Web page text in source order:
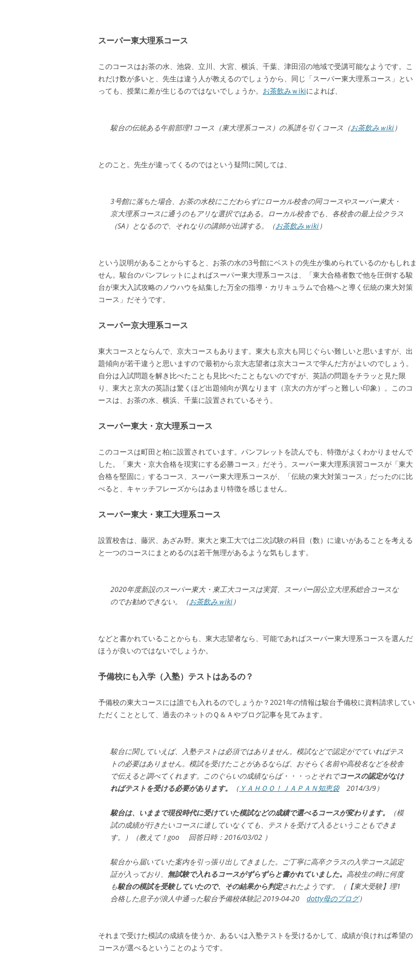
スーパー東大理系コース
このコースはお茶の水、池袋、立川、大宮、横浜、千葉、津田沼の地域で受講可能なようです。こ
れだけ数が多いと、先生は違う人が教えるのでしょうから、同じ「スーパー東大理系コース」とい
っても、授業に差が生じるのではないでしょうか。 お茶飲みｗikiによれば、
駿台の伝統ある午前部理1コース（東大理系コース）の系譜を引くコース（お茶飲みｗiki）
とのこと。先生が違ってくるのではという疑問に関しては、
3号館に落ちた場合、お茶の水校にこだわらずにローカル校舎の同コースやスーパー東大・
京大理系コースに通うのもアリな選択ではある。ローカル校舎でも、各校舎の最上位クラス
（SA）となるので、それなりの講師が出講する。（お茶飲みｗiki）
という説明があることからすると、お茶の水の3号館にベストの先生が集められているのかもしれま
せん。駿台のパンフレットによればスーパー東大理系コースは、「東大合格者数で他を圧倒する駿
台が東大入試攻略のノウハウを結集した万全の指導・カリキュラムで合格へと導く伝統の東大対策
コース」だそうです。
スーパー京大理系コース
東大コースとならんで、京大コースもあります。東大も京大も同じぐらい難しいと思いますが、出
題傾向が若干違うと思いますので最初から京大志望者は京大コースで学んだ方がよいのでしょう。
自分は入試問題を解き比べたことも見比べたこともないのですが、英語の問題をチラッと見た限
り、東大と京大の英語は驚くほど出題傾向が異なります（京大の方がずっと難しい印象）。このコ
ースは、お茶の水、横浜、千葉に設置されているそう。
スーパー東大・京大理系コース
このコースは町田と柏に設置されています。パンフレットを読んでも、特徴がよくわかりませんで
した。「東大・京大合格を現実にする必勝コース」だそう。スーパー東大理系演習コースが「東大
合格を堅固に」するコース、スーパー東大理系コースが、「伝統の東大対策コース」だったのに比
べると、キャッチフレーズからはあまり特徴を感じません。
スーパー東大・東工大理系コース
設置校舎は、藤沢、あざみ野。東大と東工大では二次試験の科目（数）に違いがあることを考える
と一つのコースにまとめるのは若干無理があるような気もします。
2020年度新設のスーパー東大・東工大コースは実質、スーパー国公立大理系総合コースな
のでお勧めできない。（お茶飲みｗiki）
などと書かれていることからも、東大志望者なら、可能であればスーパー東大理系コースを選んだ
ほうが良いのではないでしょうか。
予備校にも入学（入塾）テストはあるの？
予備校の東大コースには誰でも入れるのでしょうか？2021年の情報は駿台予備校に資料請求してい
ただくこととして、過去のネットのＱ＆Ａやブログ記事を見てみます。
駿台に関していえば、入塾テストは必須ではありません。模試などで認定がでていればテス
トの必要はありません。模試を受けたことがあるならば、おそらく名前や高校名などを校舎
で伝えると調べてくれます。このぐらいの成績ならば・・・っとそれでコースの認定がなけ
ればテストを受ける必要があります。
（ ＹＡＨＯＯ！ＪＡＰＡＮ知恵袋2014/3/9）
駿台は、いままで現役時代に受けていた模試などの成績で選べるコースが変わります。
（模
試の成績が行きたいコースに達していなくても、テストを受けて入るということもできま
す。）（教えて！goo 回答日時：2016/03/02 ）
駿台から届いていた案内を引っ張り出してきました。ご丁寧に高卒クラスの入学コース認定
証が入っており、 無試験で入れるコースがずらずらと書かれていました。 高校生の時に何度
も駿台の模試を受験していたので、その結果から判定されたようです。（【東大受験】理1
合格した息子が浪人中通った駿台予備校体験記 2019-04-20 dotty母のブログ）
それまで受けた模試の成績を使うか、あるいは入塾テストを受けるかして、成績が良ければ希望の
コースが選べるということのようです。